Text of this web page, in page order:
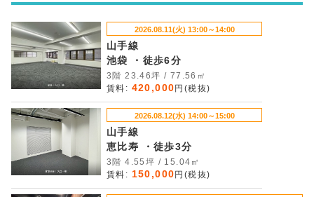
2026.08.11(火) 13:00～14:00
山手線
池袋 ・徒歩6分
3階 23.46坪 / 77.56㎡
賃料: 420,000 円(税抜)
2026.08.12(水) 14:00～15:00
山手線
恵比寿 ・徒歩3分
3階 4.55坪 / 15.04㎡
賃料: 150,000 円(税抜)